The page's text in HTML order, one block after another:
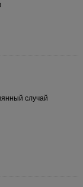
случай